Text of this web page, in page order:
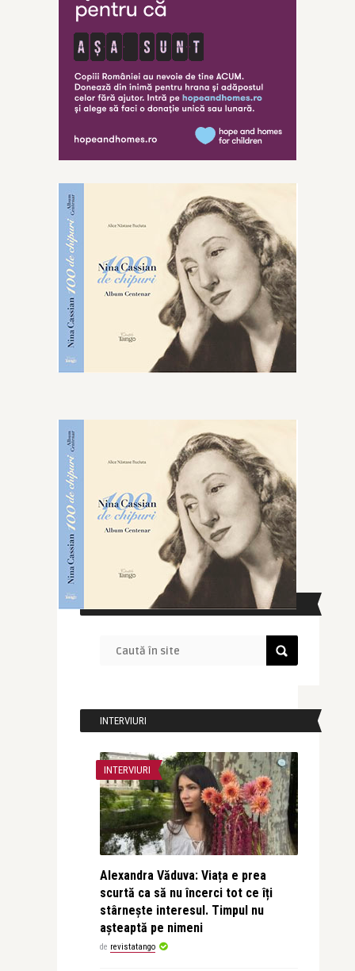
CAUTĂ ÎN SITE
INTERVIURI
INTERVIURI
Alexandra Văduva: Viața e prea
scurtă ca să nu încerci tot ce îți
stârnește interesul. Timpul nu
așteaptă pe nimeni
de revistatango